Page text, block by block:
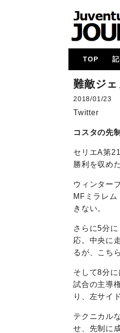
TOP
難敵ジ
2018/01/23
Twitter
コスタの先
セリエA第
勝利を収めた
ウィンター
MFミラレ
きない。
さらに5分
応。中央に
るが、こち
そして8分
試合の主導
り、左サイ
テクニカル
せ、先制に